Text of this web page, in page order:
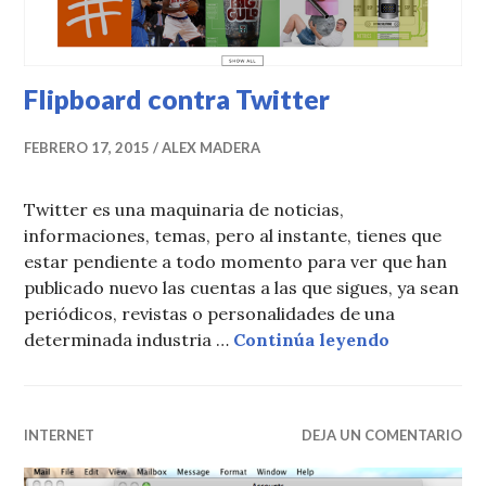
Flipboard contra Twitter
FEBRERO 17, 2015 ALEX MADERA
Twitter es una maquinaria de noticias,
informaciones, temas, pero al instante, tienes que
estar pendiente a todo momento para ver que han
publicado nuevo las cuentas a las que sigues, ya sean
periódicos, revistas o personalidades de una
determinada industria … Continúa leyendo
INTERNET DEJA UN COMENTARIO